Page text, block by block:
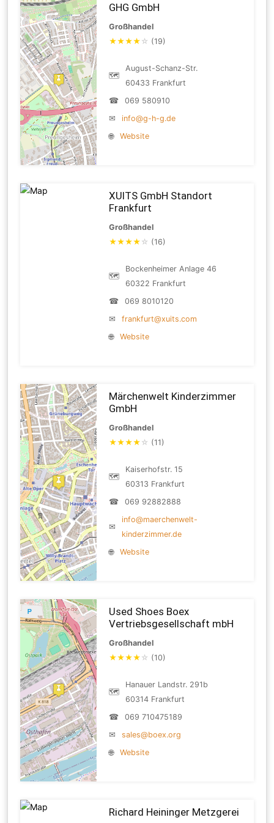
GHG GmbH
Großhandel
★★★★ ☆ (19)
🗺
August-Schanz-Str.
60433 Frankfurt
☎
069 580910
✉
info@g-h-g.de
🌐
Website
XUITS GmbH Standort
Frankfurt
Großhandel
★★★★ ☆ (16)
🗺
Bockenheimer Anlage 46
60322 Frankfurt
☎
069 8010120
✉
frankfurt@xuits.com
🌐
Website
Märchenwelt Kinderzimmer
GmbH
Großhandel
★★★★ ☆ (11)
🗺
Kaiserhofstr. 15
60313 Frankfurt
☎
069 92882888
✉
info@maerchenwelt-
kinderzimmer.de
🌐
Website
Used Shoes Boex
Vertriebsgesellschaft mbH
Großhandel
★★★★ ☆ (10)
🗺
Hanauer Landstr. 291b
60314 Frankfurt
☎
069 710475189
✉
sales@boex.org
🌐
Website
Richard Heininger Metzgerei